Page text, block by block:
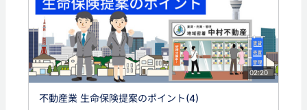
02:20
不動産業 生命保険提案のポイント(4)